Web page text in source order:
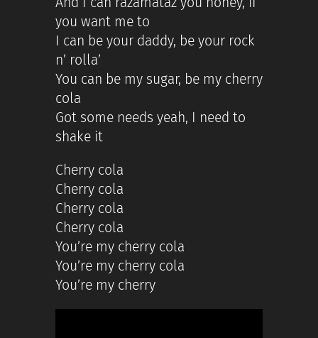
you want me to
I can be your daddy, be your rock
n’ rolla’
You can be my sugar, be my cherry
cola
Got some needs yeah, I need to
shake it
Cherry cola
Cherry cola
Cherry cola
Cherry cola
You’re my cherry cola
You’re my cherry cola
You’re my cherry